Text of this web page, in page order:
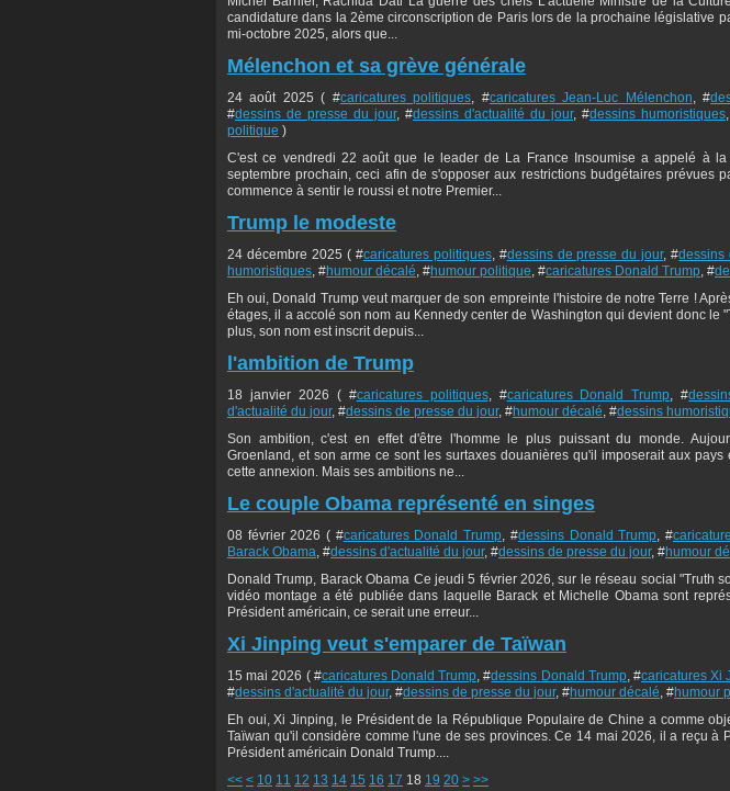
candidature dans la 2ème circonscription de Paris lors de la prochaine législative
mi-octobre 2025, alors que...
Mélenchon et sa grève générale
24 août 2025 ( #caricatures politiques, #caricatures Jean-Luc Mélenchon, #
#dessins de presse du jour, #dessins d'actualité du jour, #dessins humoristiques
politique )
C'est ce vendredi 22 août que le leader de La France Insoumise a appelé à
septembre prochain, ceci afin de s'opposer aux restrictions budgétaires prévues
commence à sentir le roussi et notre Premier...
Trump le modeste
24 décembre 2025 ( #caricatures politiques, #dessins de presse du jour, #dessins
humoristiques, #humour décalé, #humour politique, #caricatures Donald Trump, #
Eh oui, Donald Trump veut marquer de son empreinte l'histoire de notre Terre !
étages, il a accolé son nom au Kennedy center de Washington qui devient donc le
plus, son nom est inscrit depuis...
l'ambition de Trump
18 janvier 2026 ( #caricatures politiques, #caricatures Donald Trump, #
d'actualité du jour, #dessins de presse du jour, #humour décalé, #dessins
Son ambition, c'est en effet d'être l'homme le plus puissant du monde.
Groenland, et son arme ce sont les surtaxes douanières qu'il imposerait aux
cette annexion. Mais ses ambitions ne...
Le couple Obama représenté en singes
08 février 2026 ( #caricatures Donald Trump, #dessins Donald Trump, #
Barack Obama, #dessins d'actualité du jour, #dessins de presse du jour, #humour
Donald Trump, Barack Obama Ce jeudi 5 février 2026, sur le réseau social "Truth
vidéo montage a été publiée dans laquelle Barack et Michelle Obama sont
Président américain, ce serait une erreur...
Xi Jinping veut s'emparer de Taïwan
15 mai 2026 ( #caricatures Donald Trump, #dessins Donald Trump, #caricatures Xi
#dessins d'actualité du jour, #dessins de presse du jour, #humour décalé, #humour
Eh oui, Xi Jinping, le Président de la République Populaire de Chine a comme
Taïwan qu'il considère comme l'une de ses provinces. Ce 14 mai 2026, il a reçu à
Président américain Donald Trump....
<< < 10 11 12 13 14 15 16 17 18 19 20 30
40
50
> >>